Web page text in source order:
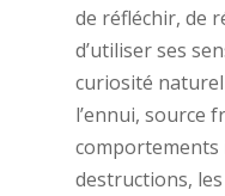
de réfléchir, de
d’utiliser ses
curiosité
l’ennui, source
comportements
destructions,